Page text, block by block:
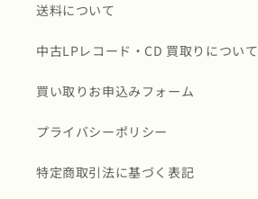
送料について
中古LPレコード・CD 買取りについて
買い取りお申込みフォーム
プライバシーポリシー
特定商取引法に基づく表記